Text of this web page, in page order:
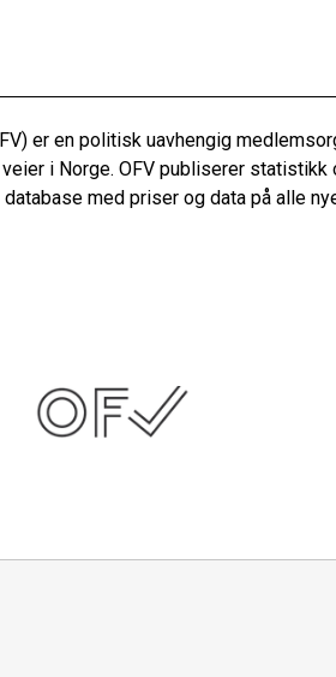
er en politisk uavhengig
i Norge. OFV publiserer statistikk
med priser og data på alle